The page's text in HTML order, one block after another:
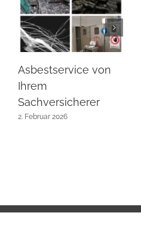
Asbestservice von
Ihrem
Sachversicherer
2. Februar 2026